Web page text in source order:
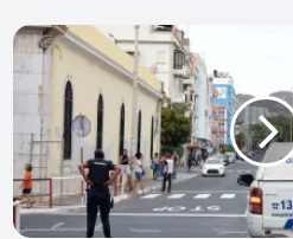
de
Resposta
Operação
da
PN-
resulta
na
detenção
de
cinco